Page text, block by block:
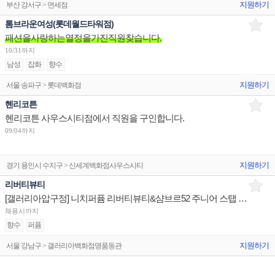
부산 강서구 > 면세점 지원하기
톰브라운여성(롯데월드타워점)
패션을사랑하는열정을가진직원찾습니다.
10/31까지
남성 잡화 향수
서울 송파구 > 롯데백화점 지원하기
헨리코튼
헨리코튼 사우스시티점에서 직원을 구인합니다.
09/04까지
경기 용인시 수지구 > 신세계백화점사우스시티 지원하기
리버티뷰티
[갤러리아압구정] 니치퍼퓸 리버티뷰티&샴브르52 주니어 스탭 채용
채용시까지
향수 퍼퓸
서울 강남구 > 갤러리아백화점명품동관 지원하기